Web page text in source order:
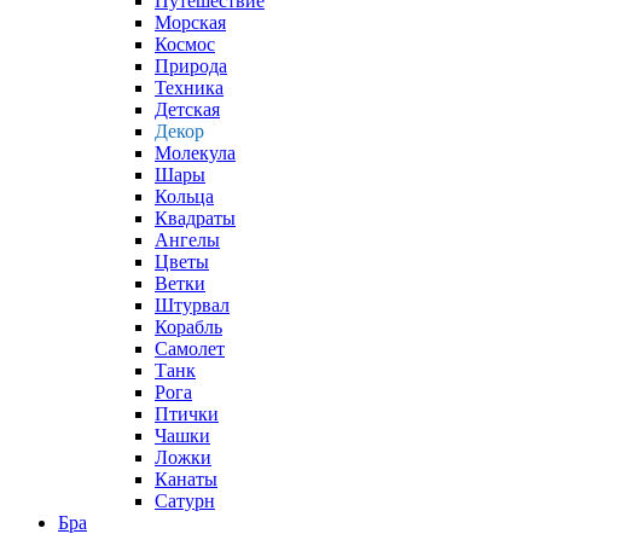
Морская
Космос
Природа
Техника
Детская
Декор
Молекула
Шары
Кольца
Квадраты
Ангелы
Цветы
Ветки
Штурвал
Корабль
Самолет
Танк
Рога
Птички
Чашки
Ложки
Канаты
Сатурн
Бра